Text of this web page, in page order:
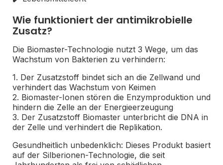
Wie funktioniert der antimikrobielle
Zusatz?
Die Biomaster-Technologie nutzt 3 Wege, um das
Wachstum von Bakterien zu verhindern:
1. Der Zusatzstoff bindet sich an die Zellwand und
verhindert das Wachstum von Keimen
2. Biomaster-Ionen stören die Enzymproduktion und
hindern die Zelle an der Energieerzeugung
3. Der Zusatzstoff Biomaster unterbricht die DNA in
der Zelle und verhindert die Replikation.
Gesundheitlich unbedenklich: Dieses Produkt basiert
auf der Silberionen-Technologie, die seit